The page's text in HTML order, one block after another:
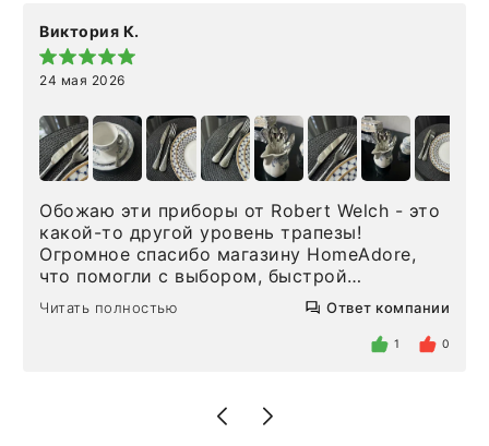
Виктория К.
24 мая 2026
Обожаю эти приборы от Robert Welch - это
какой-то другой уровень трапезы!
Огромное спасибо магазину HomeAdore,
что помогли с выбором, быстрой
доставкой и высоким сервисом. Один раз
была здесь лично, забирала чайные ложки,
внутри очень много антикварной посуды,
Позже заказывала остальные приборы -
доставили сдэком на следующий день к
Читать полностью Ответ компании
1 0